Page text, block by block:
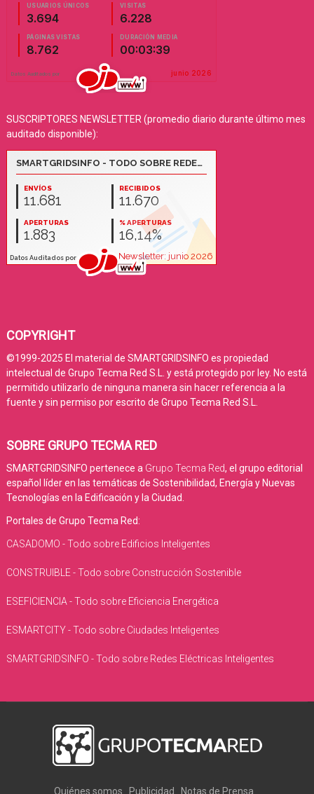
SUSCRIPTORES NEWSLETTER (promedio diario durante último mes
auditado disponible):
COPYRIGHT
©1999-2025 El material de SMARTGRIDSINFO es propiedad
intelectual de Grupo Tecma Red S.L. y está protegido por ley. No está
permitido utilizarlo de ninguna manera sin hacer referencia a la
fuente y sin permiso por escrito de Grupo Tecma Red S.L.
SOBRE GRUPO TECMA RED
SMARTGRIDSINFO pertenece a Grupo Tecma Red, el grupo editorial
español líder en las temáticas de Sostenibilidad, Energía y Nuevas
Tecnologías en la Edificación y la Ciudad.
Portales de Grupo Tecma Red:
CASADOMO - Todo sobre Edificios Inteligentes
CONSTRUIBLE - Todo sobre Construcción Sostenible
ESEFICIENCIA - Todo sobre Eficiencia Energética
ESMARTCITY - Todo sobre Ciudades Inteligentes
SMARTGRIDSINFO - Todo sobre Redes Eléctricas Inteligentes
Quiénes somos Publicidad Notas de Prensa